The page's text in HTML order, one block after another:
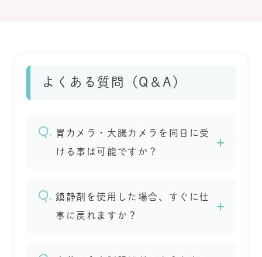
よくある質問（Q＆A）
胃カメラ・大腸カメラを同日に受
ける事は可能ですか？
鎮静剤を使用した場合、すぐに仕
事に戻れますか？